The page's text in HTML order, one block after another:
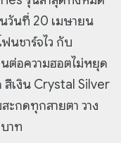
นวันที่ 20 เมษายน
นชาร์จไว กับ
ต่อความฮอตไม่หยุด
สีเงิน Crystal Silver
ะกดทุกสายตา วาง
าท